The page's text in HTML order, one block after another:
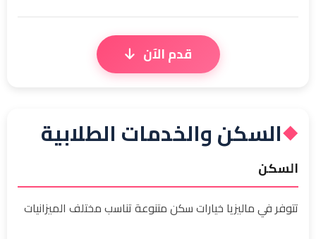
قدم الآن
◆السكن والخدمات الطلابية
السكن
تتوفر في ماليزيا خيارات سكن متنوعة تناسب مختلف الميزانيات